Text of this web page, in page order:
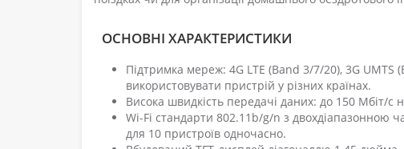
ОСНОВНІ ХАРАКТЕРИСТИКИ
Підтримка мереж: 4G LTE (Band 3/7/20), 3G
використовувати пристрій у різних країнах.
Висока швидкість передачі даних: до 150 Мбіт/
Wi-Fi стандарти 802.11b/g/n з двохдіапазонною
для 10 пристроїв одночасно.